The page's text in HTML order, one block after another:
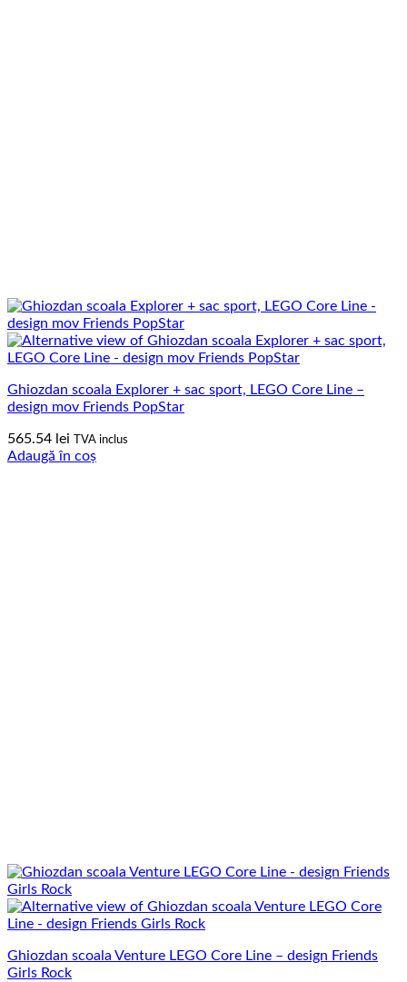
Ghiozdan scoala Explorer + sac sport, LEGO Core Line –
design mov Friends PopStar
565.54 lei TVA inclus
Adaugă în coș
Ghiozdan scoala Venture LEGO Core Line – design Friends
Girls Rock